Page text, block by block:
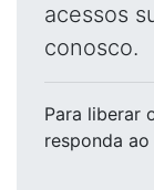
acessos
conosco.
Para liberar
responda